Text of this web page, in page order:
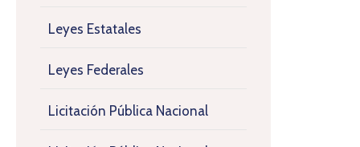
Leyes Estatales
Leyes Federales
Licitación Pública Nacional